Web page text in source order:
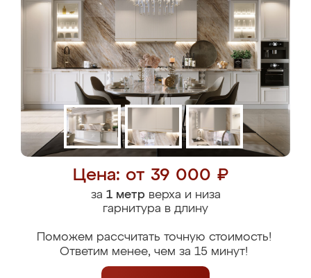
Цена: от 39 000 ₽
за 1 метрверха и низа
гарнитура в длину
Поможем рассчитать точную стоимость!
Ответим менее, чем за 15 минут!